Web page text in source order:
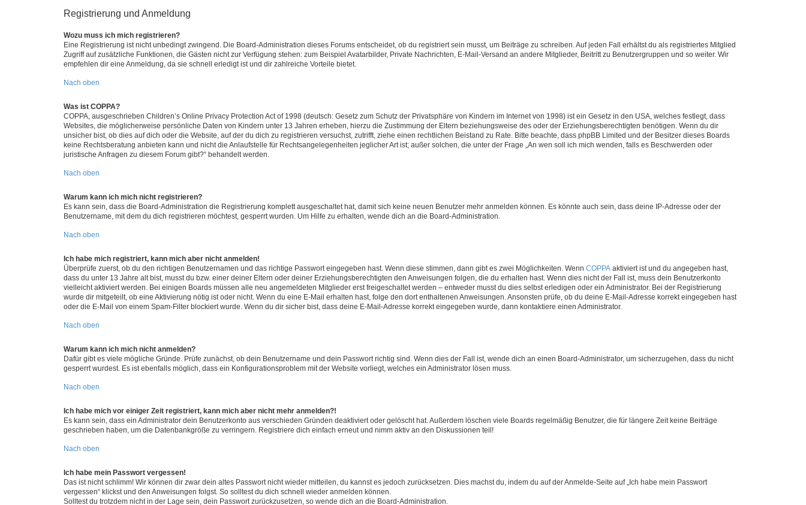
Registrierung und Anmeldung
Wozu muss ich mich registrieren?
Eine Registrierung ist nicht unbedingt zwingend. Die Board-Administration dieses Forums entscheidet, ob du registriert sein musst, um Beiträge zu schreiben. Auf jeden Fall erhältst du als registriertes Mitglied
Zugriff auf zusätzliche Funktionen, die Gästen nicht zur Verfügung stehen: zum Beispiel Avatarbilder, Private Nachrichten, E-Mail-Versand an andere Mitglieder, Beitritt zu Benutzergruppen und so weiter. Wir
empfehlen dir eine Anmeldung, da sie schnell erledigt ist und dir zahlreiche Vorteile bietet.
Nach oben
Was ist COPPA?
COPPA, ausgeschrieben Children’s Online Privacy Protection Act of 1998 (deutsch: Gesetz zum Schutz der Privatsphäre von Kindern im Internet von 1998) ist ein Gesetz in den USA, welches festlegt, dass
Websites, die möglicherweise persönliche Daten von Kindern unter 13 Jahren erheben, hierzu die Zustimmung der Eltern beziehungsweise des oder der Erziehungsberechtigten benötigen. Wenn du dir
unsicher bist, ob dies auf dich oder die Website, auf der du dich zu registrieren versuchst, zutrifft, ziehe einen rechtlichen Beistand zu Rate. Bitte beachte, dass phpBB Limited und der Besitzer dieses Boards
keine Rechtsberatung anbieten kann und nicht die Anlaufstelle für Rechtsangelegenheiten jeglicher Art ist; außer solchen, die unter der Frage „An wen soll ich mich wenden, falls es Beschwerden oder
juristische Anfragen zu diesem Forum gibt?“ behandelt werden.
Nach oben
Warum kann ich mich nicht registrieren?
Es kann sein, dass die Board-Administration die Registrierung komplett ausgeschaltet hat, damit sich keine neuen Benutzer mehr anmelden können. Es könnte auch sein, dass deine IP-Adresse oder der
Benutzername, mit dem du dich registrieren möchtest, gesperrt wurden. Um Hilfe zu erhalten, wende dich an die Board-Administration.
Nach oben
Ich habe mich registriert, kann mich aber nicht anmelden!
Überprüfe zuerst, ob du den richtigen Benutzernamen und das richtige Passwort eingegeben hast. Wenn diese stimmen, dann gibt es zwei Möglichkeiten. Wenn COPPA aktiviert ist und du angegeben hast,
dass du unter 13 Jahre alt bist, musst du bzw. einer deiner Eltern oder deiner Erziehungsberechtigten den Anweisungen folgen, die du erhalten hast. Wenn dies nicht der Fall ist, muss dein Benutzerkonto
vielleicht aktiviert werden. Bei einigen Boards müssen alle neu angemeldeten Mitglieder erst freigeschaltet werden – entweder musst du dies selbst erledigen oder ein Administrator. Bei der Registrierung
wurde dir mitgeteilt, ob eine Aktivierung nötig ist oder nicht. Wenn du eine E-Mail erhalten hast, folge den dort enthaltenen Anweisungen. Ansonsten prüfe, ob du deine E-Mail-Adresse korrekt eingegeben hast
oder die E-Mail von einem Spam-Filter blockiert wurde. Wenn du dir sicher bist, dass deine E-Mail-Adresse korrekt eingegeben wurde, dann kontaktiere einen Administrator.
Nach oben
Warum kann ich mich nicht anmelden?
Dafür gibt es viele mögliche Gründe. Prüfe zunächst, ob dein Benutzername und dein Passwort richtig sind. Wenn dies der Fall ist, wende dich an einen Board-Administrator, um sicherzugehen, dass du nicht
gesperrt wurdest. Es ist ebenfalls möglich, dass ein Konfigurationsproblem mit der Website vorliegt, welches ein Administrator lösen muss.
Nach oben
Ich habe mich vor einiger Zeit registriert, kann mich aber nicht mehr anmelden?!
Es kann sein, dass ein Administrator dein Benutzerkonto aus verschieden Gründen deaktiviert oder gelöscht hat. Außerdem löschen viele Boards regelmäßig Benutzer, die für längere Zeit keine Beiträge
geschrieben haben, um die Datenbankgröße zu verringern. Registriere dich einfach erneut und nimm aktiv an den Diskussionen teil!
Nach oben
Ich habe mein Passwort vergessen!
Das ist nicht schlimm! Wir können dir zwar dein altes Passwort nicht wieder mitteilen, du kannst es jedoch zurücksetzen. Dies machst du, indem du auf der Anmelde-Seite auf „Ich habe mein Passwort
vergessen“ klickst und den Anweisungen folgst. So solltest du dich schnell wieder anmelden können.
Solltest du trotzdem nicht in der Lage sein, dein Passwort zurückzusetzen, so wende dich an die Board-Administration.